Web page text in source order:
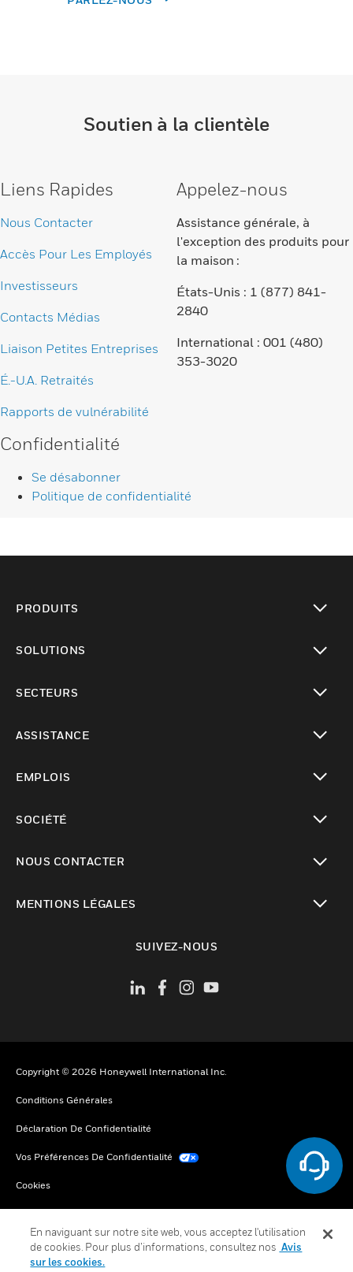
Soutien à la clientèle
Liens Rapides
Nous Contacter
Accès Pour Les Employés
Investisseurs
Contacts Médias
Liaison Petites Entreprises
É.-U.A. Retraités
Rapports de vulnérabilité
Appelez-nous
Assistance générale, à
l'exception des produits pour
la maison :
États-Unis : 1 (877) 841-
2840
International : 001 (480)
353-3020
Confidentialité
Se désabonner
Politique de confidentialité
PRODUITS
SOLUTIONS
SECTEURS
ASSISTANCE
EMPLOIS
SOCIÉTÉ
NOUS CONTACTER
MENTIONS LÉGALES
SUIVEZ-NOUS
Copyright © 2026 Honeywell International Inc.
Conditions Générales
Déclaration De Confidentialité
Vos Préférences De Confidentialité
Cookies
En naviguant sur notre site web, vous acceptez l'utilisation
de cookies. Pour plus d’informations, consultez nos Avis
sur les cookies.